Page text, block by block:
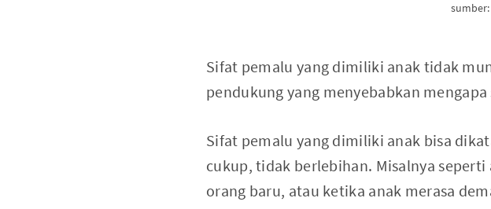
Sifat pemalu yang dimiliki anak tidak
pendukung yang menyebabkan
Sifat pemalu yang dimiliki anak bisa
cukup, tidak berlebihan. Misalnya
orang baru, atau ketika anak merasa